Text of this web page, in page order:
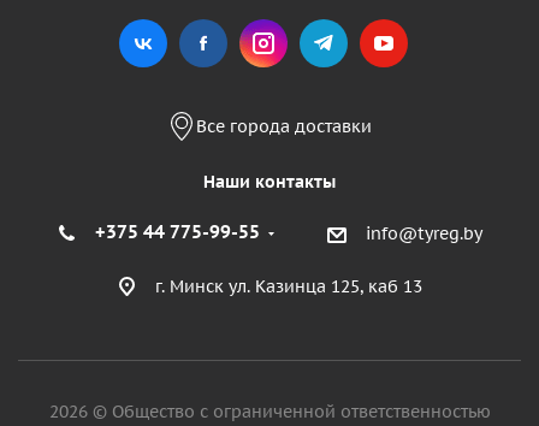
Все города доставки
Наши контакты
+375 44 775-99-55 info@tyreg.by
г. Минск ул. Казинца 125, каб 13
2026 © Общество с ограниченной ответственностью